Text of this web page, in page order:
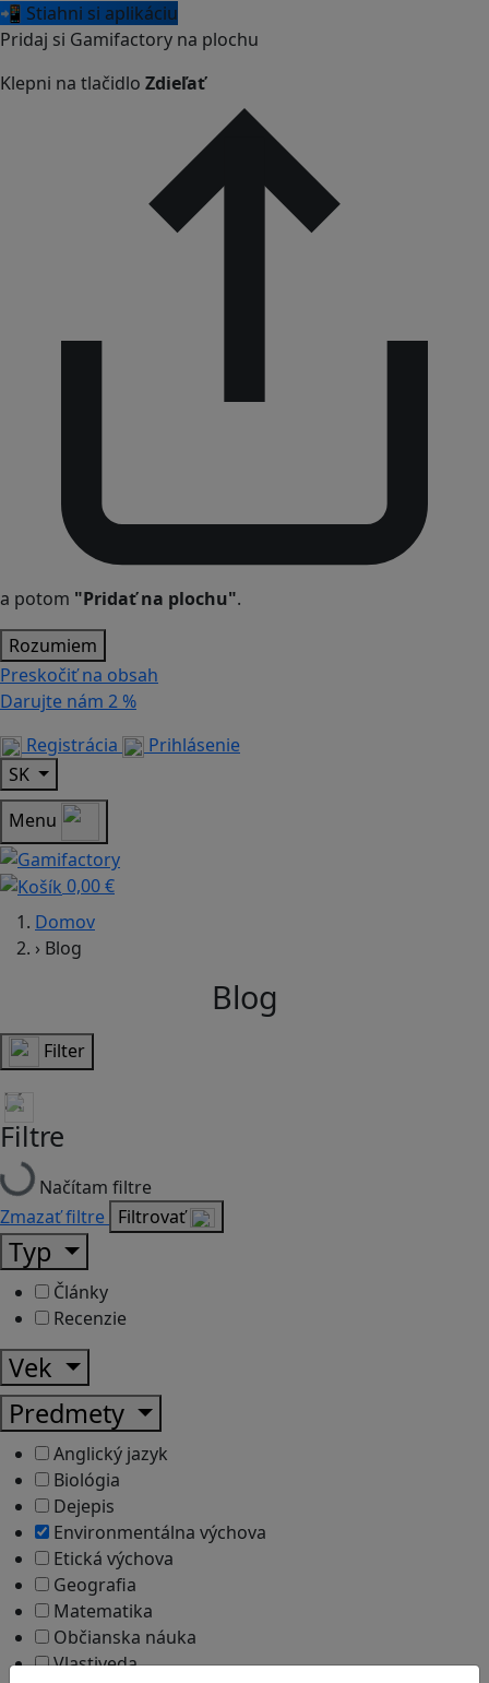
📲 Stiahni si aplikáciu
Pridaj si Gamifactory na plochu
Klepni na tlačidlo Zdieľať
a potom "Pridať na plochu".
Rozumiem
Preskočiť na obsah
Darujte nám 2 %
Registrácia
Prihlásenie
SK
Menu
0,00 €
Domov
› Blog
Blog
Filter
Filtre
Načítam filtre
Zmazať filtre Filtrovať
Typ
Články
Recenzie
Vek
Predmety
Anglický jazyk
Biológia
Dejepis
Environmentálna výchova
Etická výchova
Geografia
Matematika
Občianska náuka
Vlastiveda